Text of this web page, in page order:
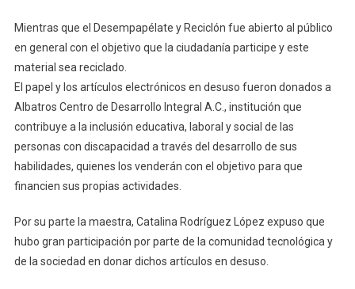
Mientras que el Desempapélate y Reciclón fue abierto al público
en general con el objetivo que la ciudadanía participe y este
material sea reciclado.
El papel y los artículos electrónicos en desuso fueron donados a
Albatros Centro de Desarrollo Integral A.C., institución que
contribuye a la inclusión educativa, laboral y social de las
personas con discapacidad a través del desarrollo de sus
habilidades, quienes los venderán con el objetivo para que
financien sus propias actividades.
Por su parte la maestra, Catalina Rodríguez López expuso que
hubo gran participación por parte de la comunidad tecnológica y
de la sociedad en donar dichos artículos en desuso.